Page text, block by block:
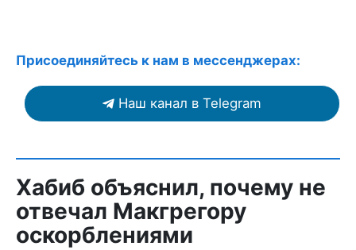
Присоединяйтесь к нам в мессенджерах:
Наш канал в Telegram
Хабиб объяснил, почему не
отвечал Макгрегору
оскорблениями